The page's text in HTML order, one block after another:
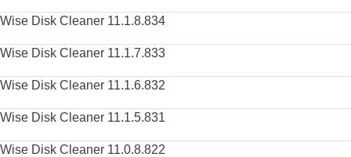
Wise Disk Cleaner 11.1.8.834
Wise Disk Cleaner 11.1.7.833
Wise Disk Cleaner 11.1.6.832
Wise Disk Cleaner 11.1.5.831
Wise Disk Cleaner 11.0.8.822